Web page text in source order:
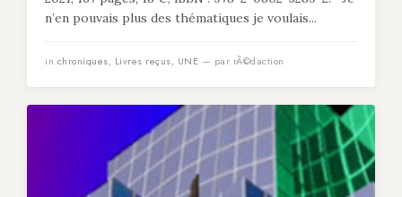
n’en pouvais plus des thématiques je voulais...
in chroniques, Livres reçus, UNE — par rÃ©daction